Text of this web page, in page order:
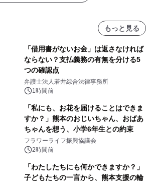
もっと見る
「借用書がないお金」は返さなければ
ならない？支払義務の有無を分ける5
つの確認点
弁護士法人若井綜合法律事務所
1時間前
「私にも、お花を届けることはできま
すか？」熊本のおじいちゃん、おばあ
ちゃんを想う、小学6年生との約束
フラワーライフ振興協議会
2時間前
「わたしたちにも何かできますか？」
子どもたちの一言から、熊本支援の輪